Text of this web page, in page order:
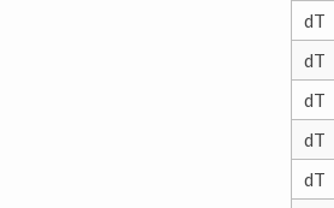
dT
dT
dT
dT
dT